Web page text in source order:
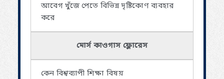
আবেগ খুঁজে পেতে বিভিন্ন দৃষ্টিকোণ ব্যবহার
করে
মোর্স কাওগাস ফ্লোরেস
কেন বিশ্বব্যাপী শিক্ষা বিষয়